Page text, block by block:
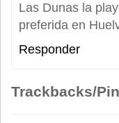
Las Dunas la
preferida en
Responder
Trackbacks/